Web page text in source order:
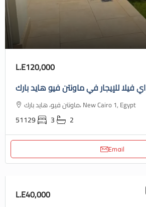
L.E120,000
اي فيلا للإيجار في ماونتن فيو هايد بارك
ماونتن فيو، هايد بارك، New Cairo 1, Egypt
51129 3 2
Email
L.E40,000